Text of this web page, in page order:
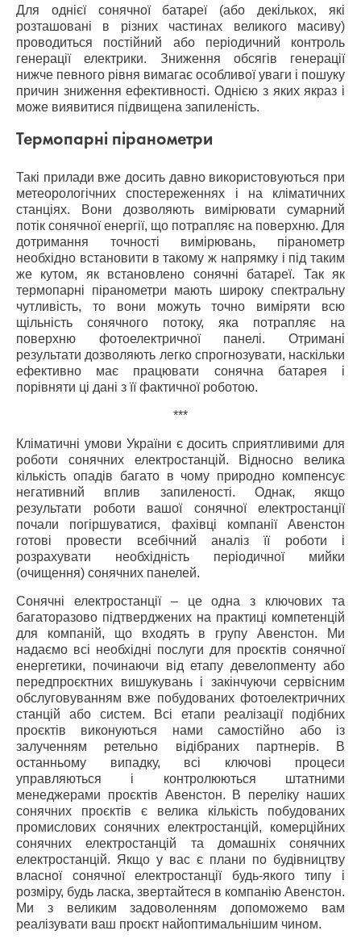
Для однієї сонячної батареї (або декількох, які
розташовані в різних частинах великого масиву)
проводиться постійний або періодичний контроль
генерації електрики. Зниження обсягів генерації
нижче певного рівня вимагає особливої ​​уваги і пошуку
причин зниження ефективності. Однією з яких якраз і
може виявитися підвищена запиленість.
Термопарні піранометри
Такі прилади вже досить давно використовуються при
метеорологічних спостереженнях і на кліматичних
станціях. Вони дозволяють вимірювати сумарний
потік сонячної енергії, що потрапляє на поверхню. Для
дотримання точності вимірювань, піранометр
необхідно встановити в такому ж напрямку і під таким
же кутом, як встановлено сонячні батареї. Так як
термопарні піранометри мають широку спектральну
чутливість, то вони можуть точно виміряти всю
щільність сонячного потоку, яка потрапляє на
поверхню фотоелектричної панелі. Отримані
результати дозволяють легко спрогнозувати, наскільки
ефективно має працювати сонячна батарея і
порівняти ці дані з її фактичної роботою.
***
Кліматичні умови України є досить сприятливими для
роботи сонячних електростанцій. Відносно велика
кількість опадів багато в чому природно компенсує
негативний вплив запиленості. Однак, якщо
результати роботи вашої сонячної електростанції
почали погіршуватися, фахівці компанії Авенстон
готові провести всебічний аналіз її роботи і
розрахувати необхідність періодичної мийки
(очищення) сонячних панелей.
Сонячні електростанції– це одна з ключових та
багаторазово підтверджених на практиці компетенцій
для компаній, що входять в групу Авенстон. Ми
надаємо всі необхідні послуги для проєктів сонячної
енергетики, починаючи від етапу девелопменту або
передпроєктних вишукувань і закінчуючи сервісним
обслуговуванням вже побудованих фотоелектричних
станцій або систем. Всі етапи реалізації подібних
проєктів виконуються нами самостійно або із
залученням ретельно відібраних партнерів. В
останньому випадку, всі ключові процеси
управляються і контролюються штатними
менеджерами проєктів Авенстон. В переліку наших
сонячних проєктів є велика кількість побудованих
промислових сонячних електростанцій, комерційних
сонячних електростанцій та домашніх сонячних
електростанцій. Якщо у вас є плани по будівництву
власної сонячної електростанції будь-якого типу і
розміру, будь ласка, звертайтеся в компанію Авенстон.
Ми з великим задоволенням допоможемо вам
реалізувати ваш проєкт найоптимальнішим чином.